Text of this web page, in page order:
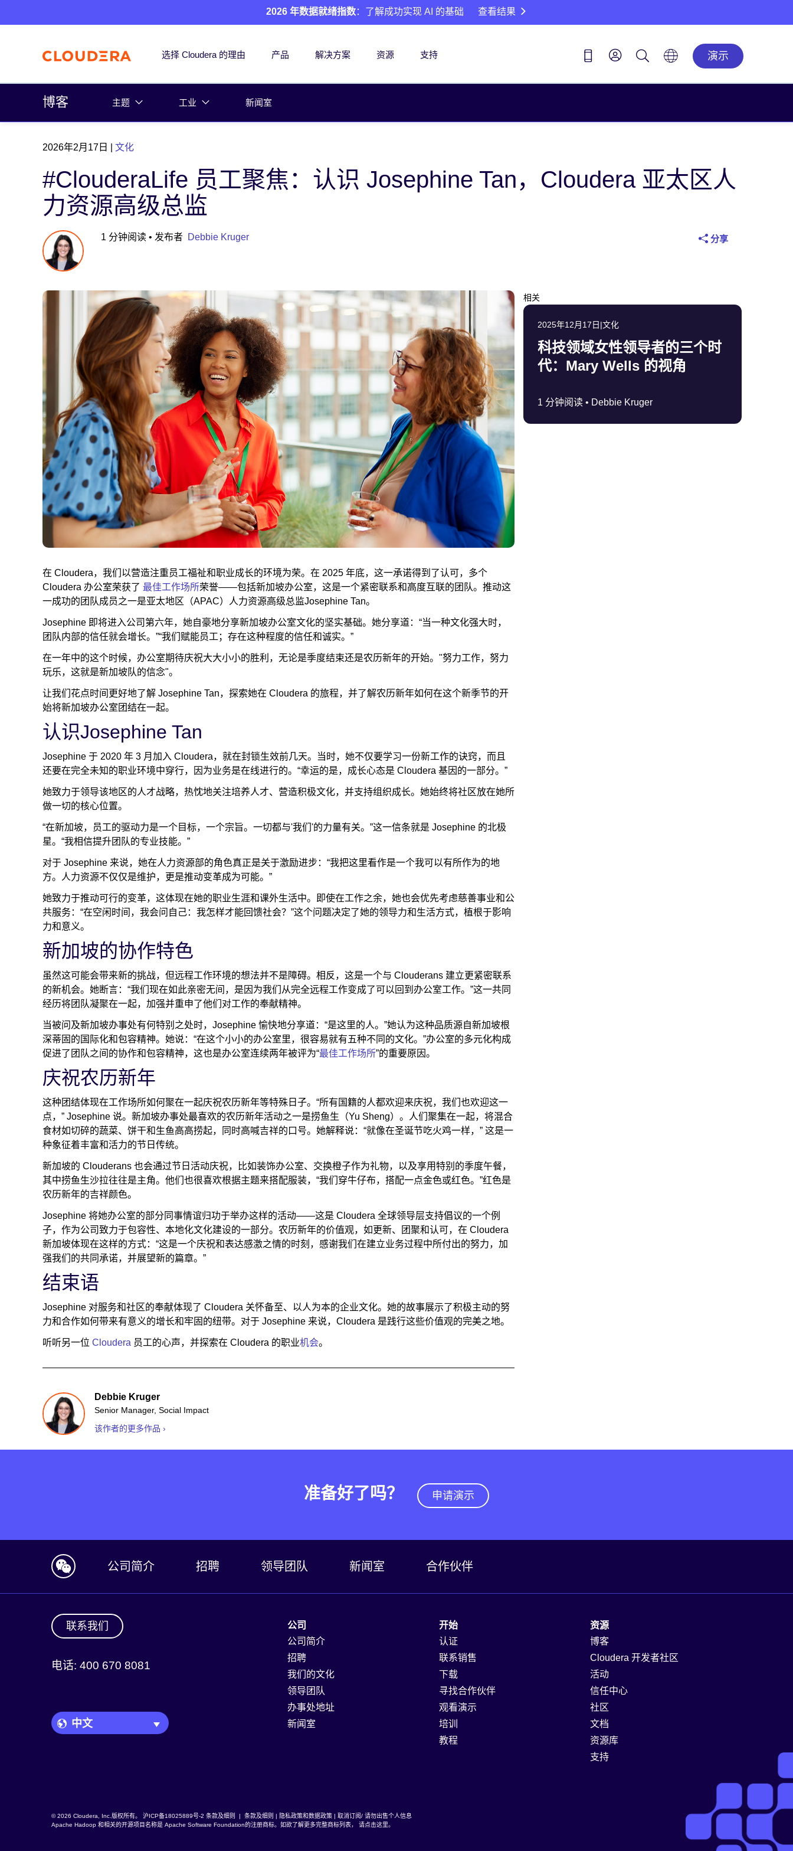
2026 年数据就绪指数：了解成功实现 AI 的基础 查看结果
选择 Cloudera 的理由 产品 解决方案 资源 支持 演示
博客 主题 工业 新闻室
2026年2月17日 文化
#ClouderaLife 员工聚焦：认识 Josephine Tan，Cloudera 亚太区人
力资源高级总监
1 分钟阅读 • 发布者 Debbie Kruger 分享
在 Cloudera，我们以营造注重员工福祉和职业成长的环境为荣。在 2025 年底，这一承诺得到了认可，多个
Cloudera 办公室荣获了 最佳工作场所荣誉——包括新加坡办公室，这是一个紧密联系和高度互联的团队。推动这
一成功的团队成员之一是亚太地区（APAC）人力资源高级总监Josephine Tan。
Josephine 即将进入公司第六年，她自豪地分享新加坡办公室文化的坚实基础。她分享道：“当一种文化强大时，
团队内部的信任就会增长。”“我们赋能员工；存在这种程度的信任和诚实。”
在一年中的这个时候，办公室期待庆祝大大小小的胜利，无论是季度结束还是农历新年的开始。"努力工作，努力
玩乐，这就是新加坡队的信念"。
让我们花点时间更好地了解 Josephine Tan，探索她在 Cloudera 的旅程，并了解农历新年如何在这个新季节的开
始将新加坡办公室团结在一起。
认识Josephine Tan
Josephine 于 2020 年 3 月加入 Cloudera，就在封锁生效前几天。当时，她不仅要学习一份新工作的诀窍，而且
还要在完全未知的职业环境中穿行，因为业务是在线进行的。“幸运的是，成长心态是 Cloudera 基因的一部分。”
她致力于领导该地区的人才战略，热忱地关注培养人才、营造积极文化，并支持组织成长。她始终将社区放在她所
做一切的核心位置。
“在新加坡，员工的驱动力是一个目标，一个宗旨。一切都与'我们'的力量有关。”这一信条就是 Josephine 的北极
星。“我相信提升团队的专业技能。”
对于 Josephine 来说，她在人力资源部的角色真正是关于激励进步：“我把这里看作是一个我可以有所作为的地
方。人力资源不仅仅是维护，更是推动变革成为可能。”
她致力于推动可行的变革，这体现在她的职业生涯和课外生活中。即使在工作之余，她也会优先考虑慈善事业和公
共服务：“在空闲时间，我会问自己：我怎样才能回馈社会？”这个问题决定了她的领导力和生活方式，植根于影响
力和意义。
新加坡的协作特色
虽然这可能会带来新的挑战，但远程工作环境的想法并不是障碍。相反，这是一个与 Clouderans 建立更紧密联系
的新机会。她断言：“我们现在如此亲密无间，是因为我们从完全远程工作变成了可以回到办公室工作。”这一共同
经历将团队凝聚在一起，加强并重申了他们对工作的奉献精神。
当被问及新加坡办事处有何特别之处时，Josephine 愉快地分享道：“是这里的人。”她认为这种品质源自新加坡根
深蒂固的国际化和包容精神。她说：“在这个小小的办公室里，很容易就有五种不同的文化。”办公室的多元化构成
促进了团队之间的协作和包容精神，这也是办公室连续两年被评为“最佳工作场所”的重要原因。
庆祝农历新年
这种团结体现在工作场所如何聚在一起庆祝农历新年等特殊日子。“所有国籍的人都欢迎来庆祝，我们也欢迎这一
点，” Josephine 说。新加坡办事处最喜欢的农历新年活动之一是捞鱼生（Yu Sheng）。人们聚集在一起，将混合
食材如切碎的蔬菜、饼干和生鱼高高捞起，同时高喊吉祥的口号。她解释说：“就像在圣诞节吃火鸡一样，” 这是一
种象征着丰富和活力的节日传统。
新加坡的 Clouderans 也会通过节日活动庆祝，比如装饰办公室、交换橙子作为礼物，以及享用特别的季度午餐，
其中捞鱼生沙拉往往是主角。他们也很喜欢根据主题来搭配服装，“我们穿牛仔布，搭配一点金色或红色。”红色是
农历新年的吉祥颜色。
Josephine 将她办公室的部分同事情谊归功于举办这样的活动——这是 Cloudera 全球领导层支持倡议的一个例
子，作为公司致力于包容性、本地化文化建设的一部分。农历新年的价值观，如更新、团聚和认可，在 Cloudera
新加坡体现在这样的方式：“这是一个庆祝和表达感激之情的时刻，感谢我们在建立业务过程中所付出的努力，加
强我们的共同承诺，并展望新的篇章。”
结束语
Josephine 对服务和社区的奉献体现了 Cloudera 关怀备至、以人为本的企业文化。她的故事展示了积极主动的努
力和合作如何带来有意义的增长和牢固的纽带。对于 Josephine 来说，Cloudera 是践行这些价值观的完美之地。
听听另一位 Cloudera 员工的心声，并探索在 Cloudera 的职业机会。
Debbie Kruger
Senior Manager, Social Impact
该作者的更多作品 ›
相关
2025年12月17日 |文化
科技领域女性领导者的三个时
代：Mary Wells 的视角
1 分钟阅读 • Debbie Kruger
准备好了吗？ 申请演示
公司简介 招聘 领导团队 新闻室 合作伙伴
联系我们
电话: 400 670 8081
Language Picker
公司
公司简介
招聘
我们的文化
领导团队
办事处地址
新闻室
开始
认证
联系销售
下载
寻找合作伙伴
观看演示
培训
教程
资源
博客
Cloudera 开发者社区
活动
信任中心
社区
文档
资源库
支持
© 2026 Cloudera, Inc.版权所有。 沪ICP备18025889号-2 条款及细则 | 条款及细则 | 隐私政策和数据政策 | 取消订阅/ 请勿出售个人信息
Apache Hadoop 和相关的开源项目名称是 Apache Software Foundation的注册商标。如欲了解更多完整商标列表， 请点击这里。